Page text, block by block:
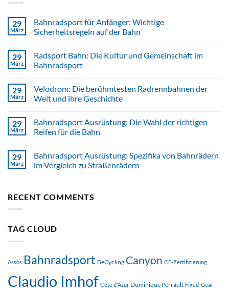
29
März
Bahnradsport für Anfänger: Wichtige
Sicherheitsregeln auf der Bahn
29
März
Radsport Bahn: Die Kultur und Gemeinschaft im
Bahnradsport
29
März
Velodrom: Die berühmtesten Radrennbahnen der
Welt und ihre Geschichte
29
März
Bahnradsport Ausrüstung: Die Wahl der richtigen
Reifen für die Bahn
29
März
Bahnradsport Ausrüstung: Spezifika von Bahnrädern
im Vergleich zu Straßenrädern
RECENT COMMENTS
TAG CLOUD
Assos Bahnradsport BeCycling Canyon CE-Zertifizierung
Claudio Imhof Côte d'Azur Dominique Perrault Fixed-Gear